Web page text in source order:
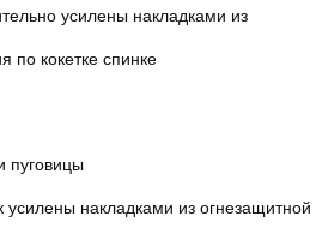
усилены накладками из
по кокетке спинке
пуговицы
накладками из огнезащитной